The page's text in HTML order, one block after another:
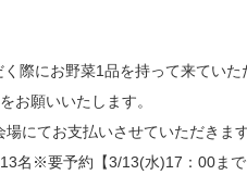
際にお野菜1品を持って来ていた
お願いいたします。
場にてお支払いさせていただきます
名※要予約【3/13(水)17：00まで